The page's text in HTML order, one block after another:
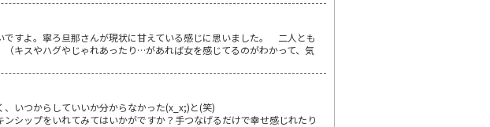
すよ。寧ろ旦那さんが現状に甘えている感じに思いました。 二人とも
キスやハグやじゃれあったり…があれば女を感じてるのがわかって、気
いつからしていいか分からなかった(x_x;)と(笑)
シップをいれてみてはいかがですか？手つなげるだけで幸せ感じれたり